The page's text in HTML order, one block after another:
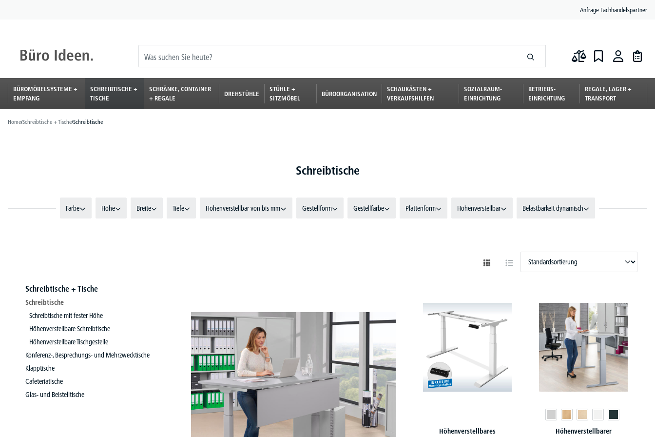
Anfrage Fachhandelspartner
BÜROMÖBELSYSTEME +
EMPFANG
SCHREIBTISCHE +
TISCHE
SCHRÄNKE, CONTAINER
+ REGALE
DREHSTÜHLE
STÜHLE +
SITZMÖBEL
BÜROORGANISATION
SCHAUKÄSTEN +
VERKAUFSHILFEN
SOZIALRAUM-
EINRICHTUNG
BETRIEBS-
EINRICHTUNG
REGALE, LAGER +
TRANSPORT
Home/Schreibtische + Tische/Schreibtische
Schreibtische
Farbe Höhe Breite Tiefe Höhenverstellbar von bis mm Gestellform Gestellfarbe Plattenform Höhenverstellbar Belastbarkeit dynamisch
Schreibtische + Tische
Schreibtische
Schreibtische mit fester Höhe
Höhenverstellbare Schreibtische
Höhenverstellbare Tischgestelle
Konferenz-, Besprechungs- und Mehrzwecktische
Klapptische
Cafeteriatische
Glas- und Beistelltische
Höhenverstellbares Höhenverstellbarer